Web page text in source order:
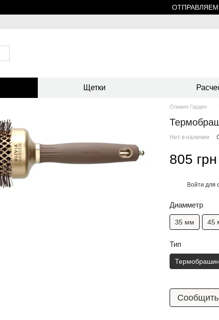
Щетки
Оливия Гарден
Нет в наличии
805 грн
Войти для
Диамметр
35 мм 45
Тип